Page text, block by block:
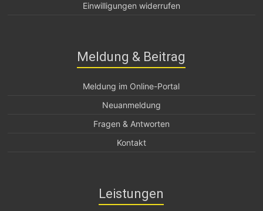
Einwilligungen widerrufen
Meldung & Beitrag
Meldung im Online-Portal
Neuanmeldung
Fragen & Antworten
Kontakt
Leistungen